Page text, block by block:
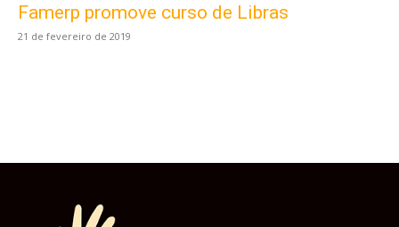
Famerp promove curso de Libras
21 de fevereiro de 2019
obtenha a melhor experiência em nosso site.